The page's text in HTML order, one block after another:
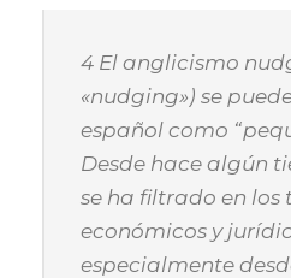
4 El anglicismo
«nudging») se
español como
Desde hace algún
se ha filtrado en los
económicos y
especialmente